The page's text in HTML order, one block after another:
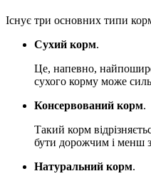
Існує три основних типи
Сухий корм.
Це, напевно,
сухого корму може
Консервований корм.
Такий корм
бути дорожчим і менш
Натуральний корм.